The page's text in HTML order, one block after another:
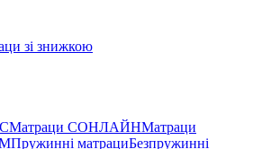
зі знижкою
Матраци СОНЛАЙНМатраци
Пружинні матрациБезпружинні